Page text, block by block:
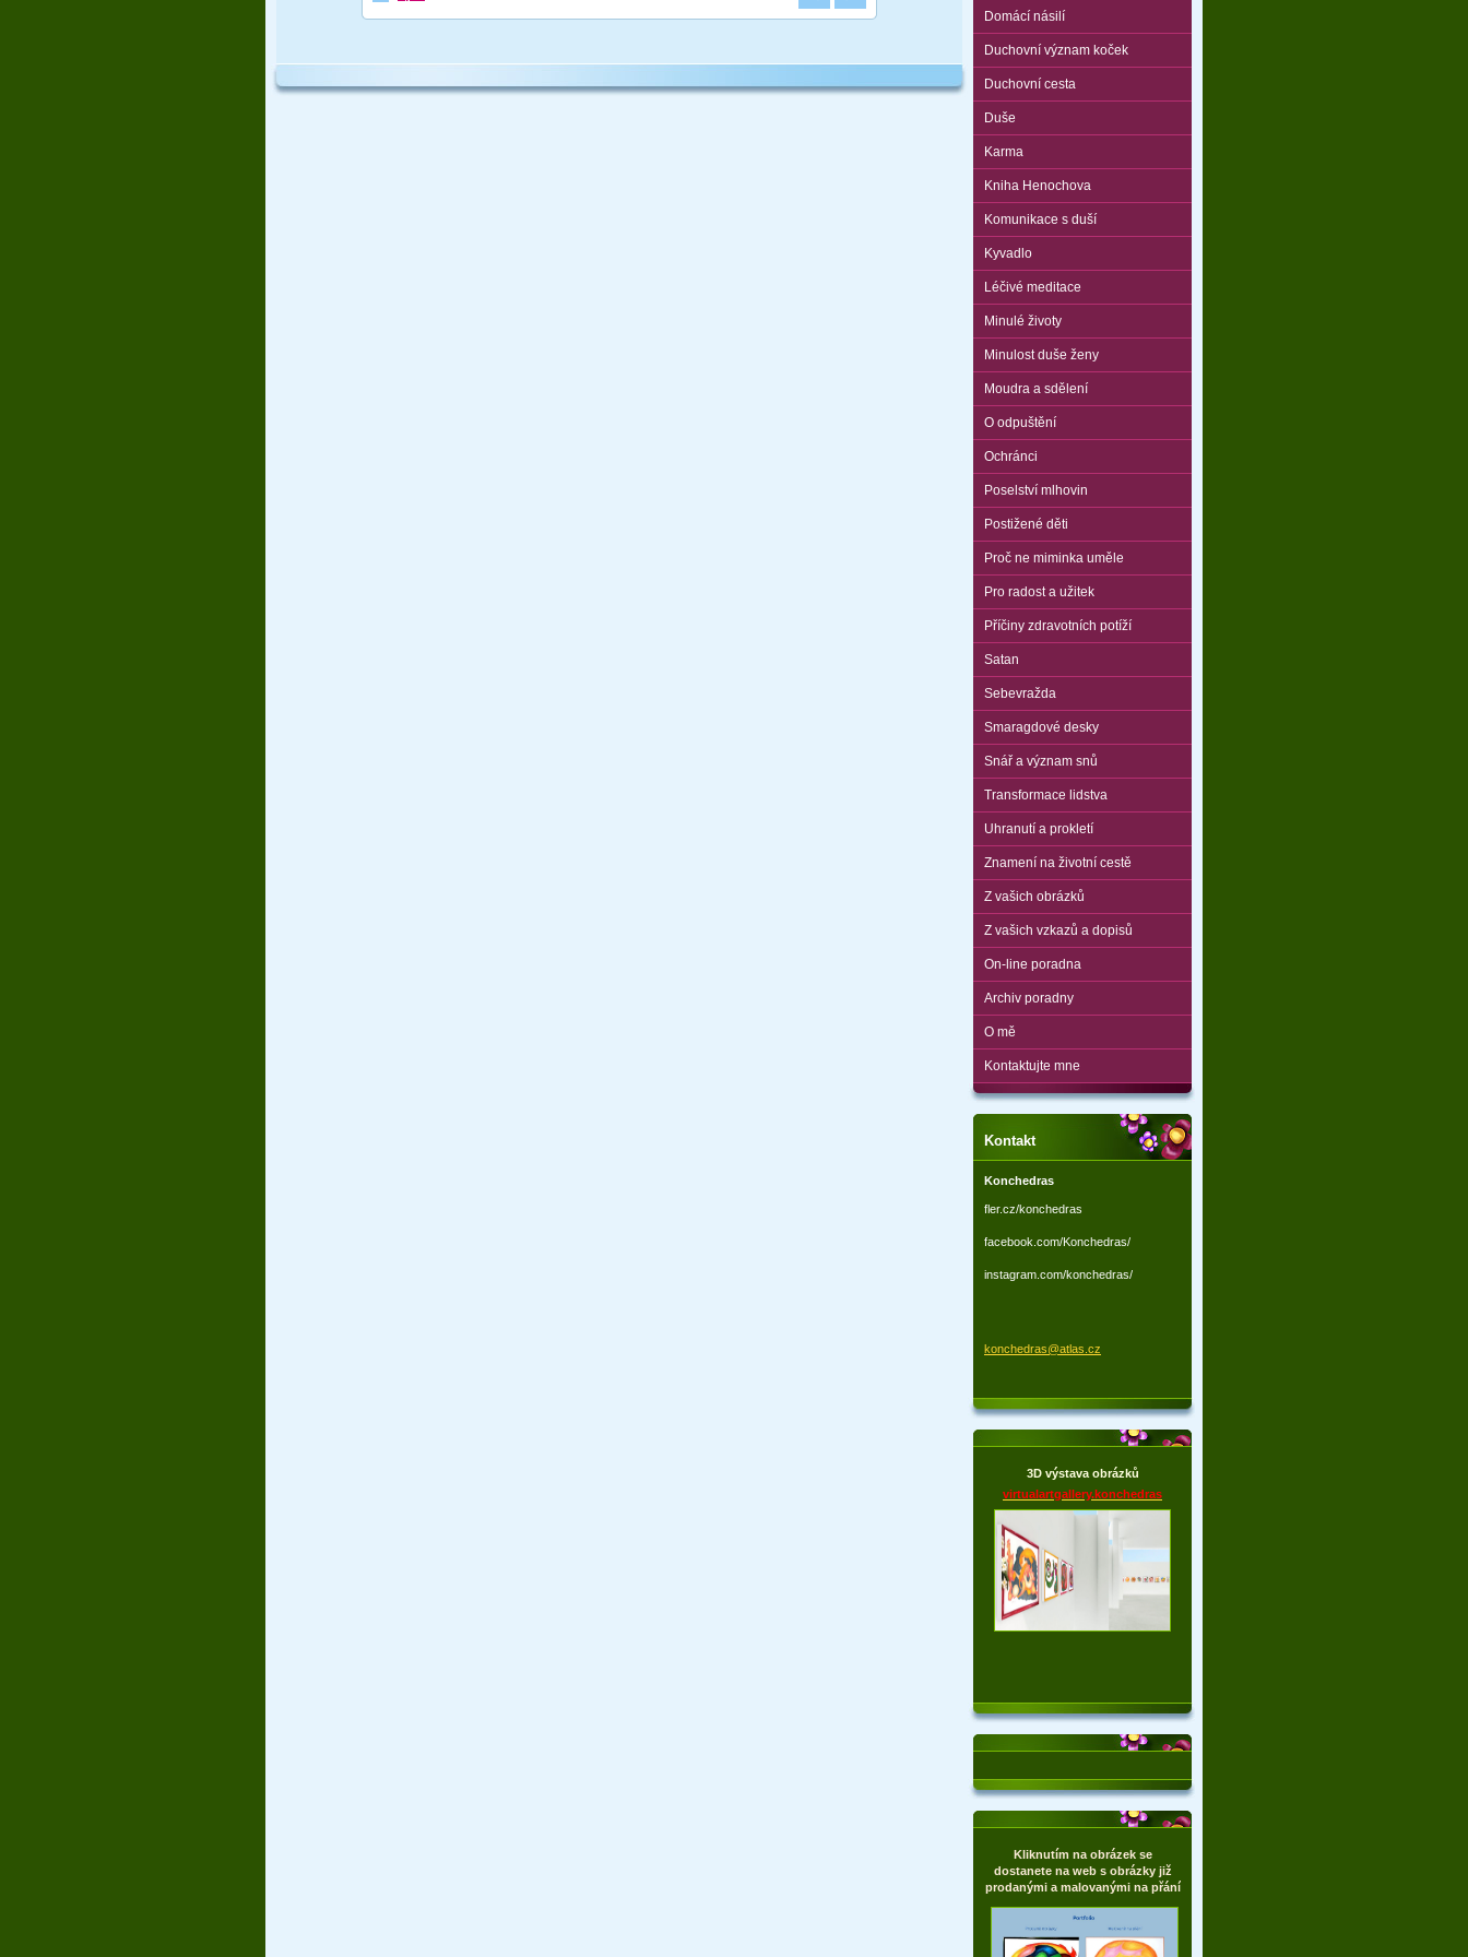
Domácí násilí
Duchovní význam koček
Duchovní cesta
Duše
Karma
Kniha Henochova
Komunikace s duší
Kyvadlo
Léčivé meditace
Minulé životy
Minulost duše ženy
Moudra a sdělení
O odpuštění
Ochránci
Poselství mlhovin
Postižené děti
Proč ne miminka uměle
Pro radost a užitek
Příčiny zdravotních potíží
Satan
Sebevražda
Smaragdové desky
Snář a význam snů
Transformace lidstva
Uhranutí a prokletí
Znamení na životní cestě
Z vašich obrázků
Z vašich vzkazů a dopisů
On-line poradna
Archiv poradny
O mě
Kontaktujte mne
Kontakt
Konchedras
fler.cz/konchedras
facebook.com/Konchedras/
instagram.com/konchedras/
konchedras@atlas .cz
3D výstava obrázků
virtualartgallery.konchedras
Kliknutím na obrázek se
dostanete na web s obrázky již
prodanými a malovanými na přání